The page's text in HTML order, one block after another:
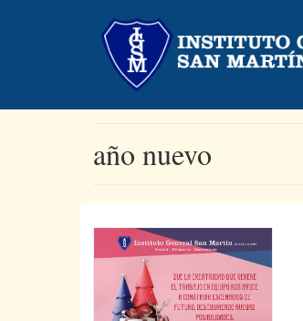
año nuevo